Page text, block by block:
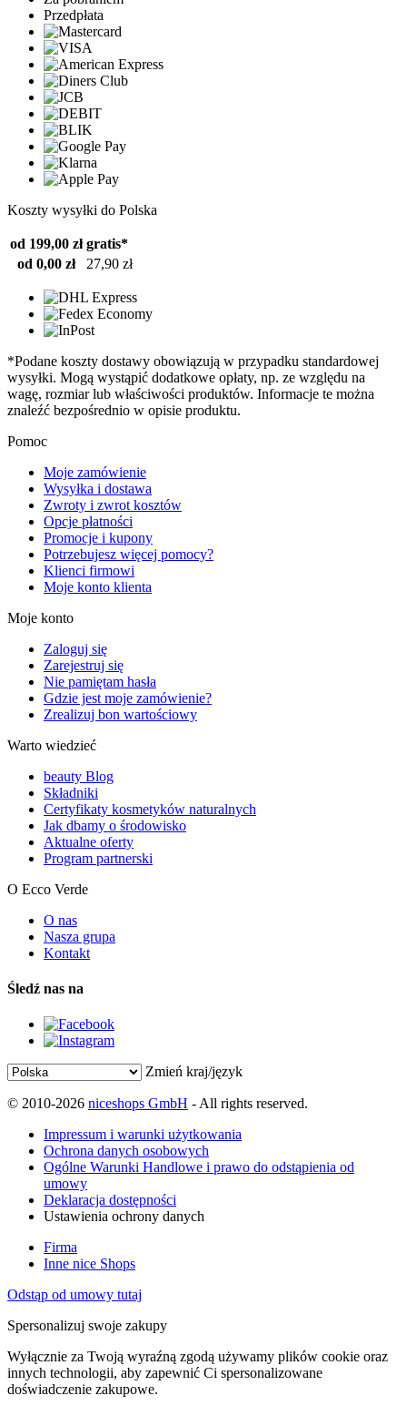
Przedpłata
Koszty wysyłki do Polska
od 199,00 zł gratis*
od 0,00 zł
27,90 zł
*Podane koszty dostawy obowiązują w przypadku standardowej
wysyłki. Mogą wystąpić dodatkowe opłaty, np. ze względu na
wagę, rozmiar lub właściwości produktów. Informacje te można
znaleźć bezpośrednio w opisie produktu.
Pomoc
Moje zamówienie
Wysyłka i dostawa
Zwroty i zwrot kosztów
Opcje płatności
Promocje i kupony
Potrzebujesz więcej pomocy?
Klienci firmowi
Moje konto klienta
Moje konto
Zaloguj się
Zarejestruj się
Nie pamiętam hasła
Gdzie jest moje zamówienie?
Zrealizuj bon wartościowy
Warto wiedzieć
beauty Blog
Składniki
Certyfikaty kosmetyków naturalnych
Jak dbamy o środowisko
Aktualne oferty
Program partnerski
O Ecco Verde
O nas
Nasza grupa
Kontakt
Śledź nas na
Zmień kraj/język
© 2010-2026 niceshops GmbH - All rights reserved.
Impressum i warunki użytkowania
Ochrona danych osobowych
Ogólne Warunki Handlowe i prawo do odstąpienia od
umowy
Deklaracja dostępności
Ustawienia ochrony danych
Firma
Inne nice Shops
Odstąp od umowy tutaj
Spersonalizuj swoje zakupy
Wyłącznie za Twoją wyraźną zgodą używamy plików cookie oraz
innych technologii, aby zapewnić Ci spersonalizowane
doświadczenie zakupowe.